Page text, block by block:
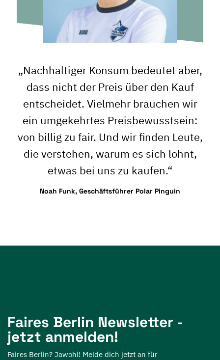
„Nachhaltiger Konsum bedeutet aber,
dass nicht der Preis über den Kauf
entscheidet. Vielmehr brauchen wir
ein umgekehrtes Preisbewusstsein:
von billig zu fair. Und wir finden Leute,
die verstehen, warum es sich lohnt,
etwas bei uns zu kaufen.“
Noah Funk, Geschäftsführer Polar Pinguin
Faires Berlin Newsletter -
jetzt anmelden!
Faires Berlin? Jawohl! Melde dich jetzt an für